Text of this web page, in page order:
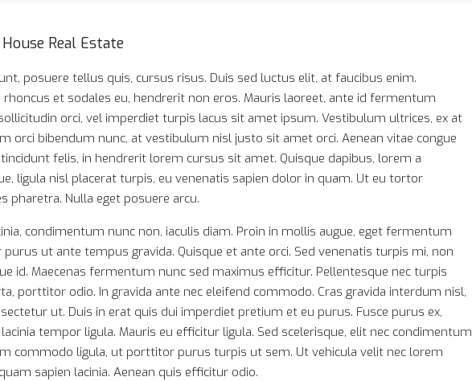
Real Estate
posuere tellus quis, cursus risus. Duis sed luctus elit, at faucibus enim.
et sodales eu, hendrerit non eros. Mauris laoreet, ante id fermentum
orci, vel imperdiet turpis lacus sit amet ipsum. Vestibulum ultrices, ex at
orci bibendum nunc, at vestibulum nisl justo sit amet orci. Aenean vitae congue
felis, in hendrerit lorem cursus sit amet. Quisque dapibus, lorem a
ligula nisl placerat turpis, eu venenatis sapien dolor in quam. Ut eu tortor
pharetra. Nulla eget posuere arcu.
condimentum nunc non, iaculis diam. Proin in mollis augue, eget fermentum
purus ut ante tempus gravida. Quisque et ante orci. Sed venenatis turpis mi, non
id. Maecenas fermentum nunc sed maximus efficitur. Pellentesque nec turpis
porttitor odio. In gravida ante nec eleifend commodo. Cras gravida interdum nisl,
ut. Duis in erat quis dui imperdiet pretium et eu purus. Fusce purus ex,
tempor ligula. Mauris eu efficitur ligula. Sed scelerisque, elit nec condimentum
commodo ligula, ut porttitor purus turpis ut sem. Ut vehicula velit nec lorem
sapien lacinia. Aenean quis efficitur odio.